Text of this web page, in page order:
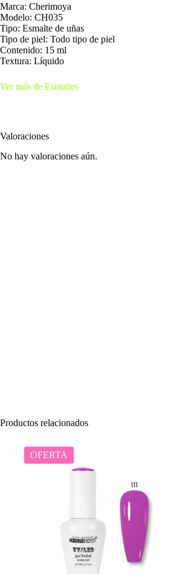
Marca: Cherimoya
Modelo: CH035
Tipo: Esmalte de uñas
Tipo de piel: Todo tipo de piel
Contenido: 15 ml
Textura: Líquido
Ver más de Esmaltes
Valoraciones
No hay valoraciones aún.
Productos relacionados
OFERTA